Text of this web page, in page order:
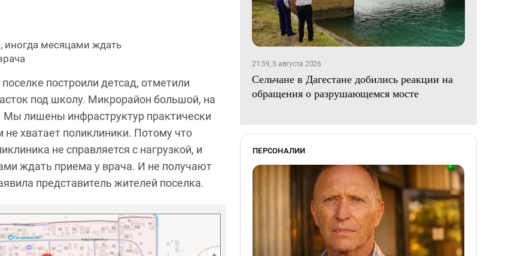
месяцами ждать
построили детсад, отметили
под школу. Микрорайон большой, на
Мы лишены инфраструктур практически
хватает поликлиники. Потому что
не справляется с нагрузкой, и
ждать приема у врача. И не получают
представитель жителей поселка.
21:59, 5 августа 2026
Сельчане в Дагестане добились реакции на
обращения о разрушающемся мосте
ПЕРСОНАЛИИ